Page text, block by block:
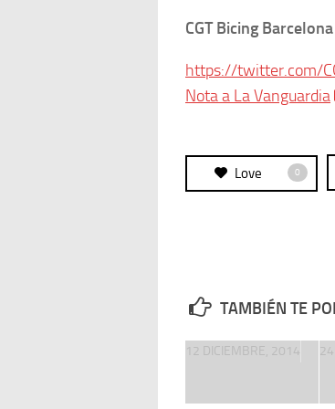
CGT Bicing Barcelona
https://twitter.com/
Nota a La Vanguardia
Love 0
TAMBIÉN TE
12 DICIEMBRE, 2014